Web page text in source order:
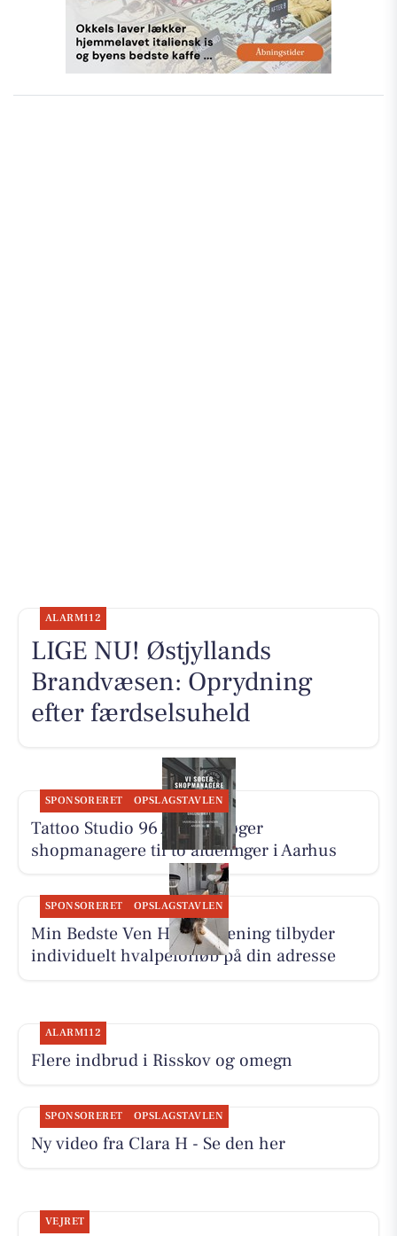
ALARM112
LIGE NU! Østjyllands
Brandvæsen: Oprydning
efter færdselsuheld
SPONSORERET OPSLAGSTAVLEN
Tattoo Studio 96 Aarhus søger
shopmanagere til to afdelinger i Aarhus
SPONSORERET OPSLAGSTAVLEN
Min Bedste Ven Hundetræning tilbyder
individuelt hvalpeforløb på din adresse
ALARM112
Flere indbrud i Risskov og omegn
SPONSORERET OPSLAGSTAVLEN
Ny video fra Clara H - Se den her
VEJRET